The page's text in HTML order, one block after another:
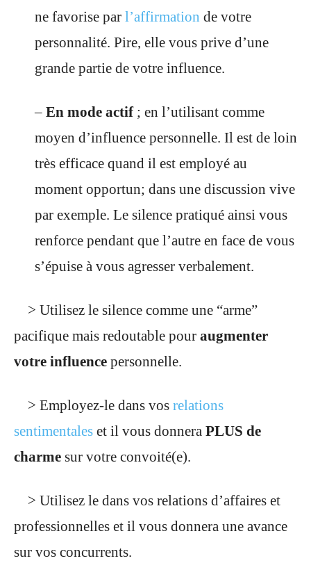
ne favorise par l’affirmation de votre
personnalité. Pire, elle vous prive d’une
grande partie de votre influence.
– En mode actif; en l’utilisant comme
moyen d’influence personnelle. Il est de loin
très efficace quand il est employé au
moment opportun; dans une discussion vive
par exemple. Le silence pratiqué ainsi vous
renforce pendant que l’autre en face de vous
s’épuise à vous agresser verbalement.
> Utilisez le silence comme une “arme”
pacifique mais redoutable pour augmenter
votre influence personnelle.
> Employez-le dans vos relations
sentimentales et il vous donnera PLUS de
charme sur votre convoité(e).
> Utilisez le dans vos relations d’affaires et
professionnelles et il vous donnera une avance
sur vos concurrents.